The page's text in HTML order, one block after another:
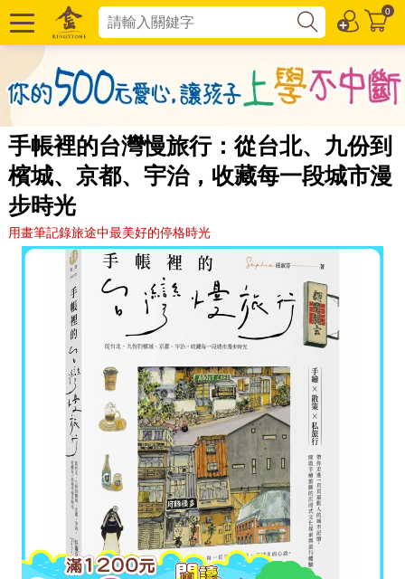
0
手帳裡的台灣慢旅行：從台北、九份到
檳城、京都、宇治，收藏每一段城市漫
步時光
用畫筆記錄旅途中最美好的停格時光